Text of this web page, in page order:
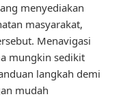
menyediakan
masyarakat,
Menavigasi
mungkin sedikit
langkah demi
mudah